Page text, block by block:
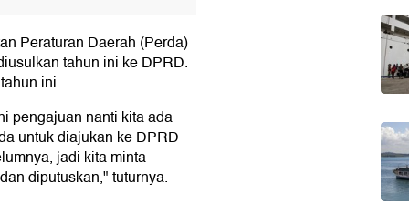
Peraturan Daerah (Perda)
tahun ini ke DPRD.
ini.
pengajuan nanti kita ada
untuk diajukan ke DPRD
jadi kita minta
diputuskan," tuturnya.